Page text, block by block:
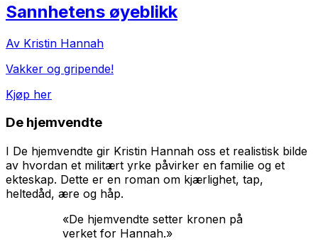
Sannhetens øyeblikk
Av Kristin Hannah
Vakker og gripende!
Kjøp her
De hjemvendte
I De hjemvendte gir Kristin Hannah oss et realistisk bilde
av hvordan et militært yrke påvirker en familie og et
ekteskap. Dette er en roman om kjærlighet, tap,
heltedåd, ære og håp.
«De hjemvendte setter kronen på
verket for Hannah.»